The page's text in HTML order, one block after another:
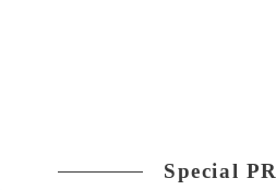
Special PR